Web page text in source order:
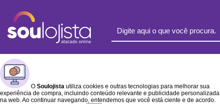
O Soulojista utiliza cookies e outras tecnologias para melhorar sua
experiência de compra, incluindo conteúdo relevante e publicidade personalizada
na web. Ao continuar navegando, entendemos que você está ciente e de acordo.